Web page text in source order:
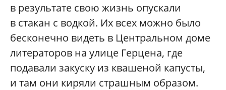
в результате свою жизнь опускали
в стакан с водкой. Их всех можно было
бесконечно видеть в Центральном доме
литераторов на улице Герцена, где
подавали закуску из квашеной капусты,
и там они киряли страшным образом.